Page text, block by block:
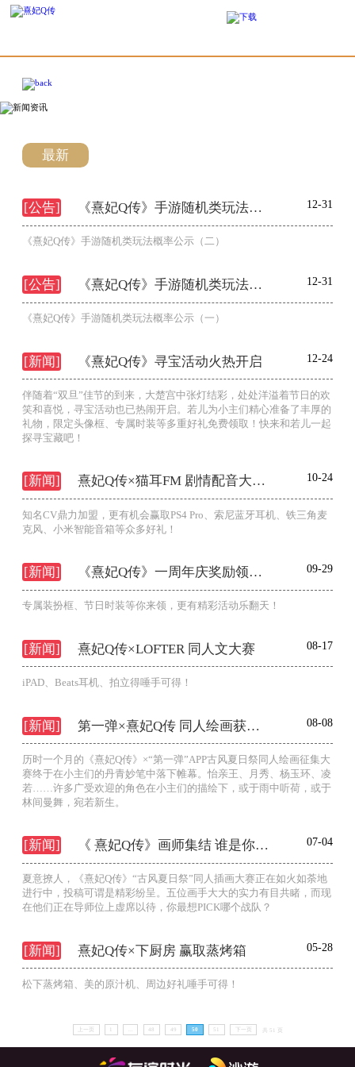
最新
[公告] 《熹妃Q传》手游随机类玩法概率公示（二） 12-31
《熹妃Q传》手游随机类玩法概率公示（二）
[公告] 《熹妃Q传》手游随机类玩法概率公示（一） 12-31
《熹妃Q传》手游随机类玩法概率公示（一）
[新闻] 《熹妃Q传》寻宝活动火热开启 12-24
伴随着“双旦”佳节的到来，大楚宫中张灯结彩，处处洋溢着节日的欢
笑和喜悦，寻宝活动也已热闹开启。若儿为小主们精心准备了丰厚的
礼物，限定头像框、专属时装等多重好礼免费领取！快来和若儿一起
探寻宝藏吧！
[新闻] 熹妃Q传×猫耳FM 剧情配音大奖赛 10-24
知名CV鼎力加盟，更有机会赢取PS4 Pro、索尼蓝牙耳机、铁三角麦
克风、小米智能音箱等众多好礼！
[新闻] 《熹妃Q传》一周年庆奖励领不停！ 09-29
专属装扮框、节日时装等你来领，更有精彩活动乐翻天！
[新闻] 熹妃Q传×LOFTER 同人文大赛 08-17
iPAD、Beats耳机、拍立得唾手可得！
[新闻] 第一弹×熹妃Q传 同人绘画获奖作品赏 08-08
历时一个月的《熹妃Q传》×“第一弹”APP古风夏日祭同人绘画征集大
赛终于在小主们的丹青妙笔中落下帷幕。怡亲王、月秀、杨玉环、凌
若……许多广受欢迎的角色在小主们的描绘下，或于雨中听荷，或于
林间曼舞，宛若新生。
[新闻] 《 熹妃Q传》画师集结 谁是你PICK的大大？ 07-04
夏意撩人，《熹妃Q传》“古风夏日祭”同人插画大赛正在如火如荼地
进行中，投稿可谓是精彩纷呈。五位画手大大的实力有目共睹，而现
在他们正在导师位上虚席以待，你最想PICK哪个战队？
[新闻] 熹妃Q传×下厨房 赢取蒸烤箱 05-28
松下蒸烤箱、美的原汁机、周边好礼唾手可得！
上一页 48 49 50 51 下一页 共 51 页